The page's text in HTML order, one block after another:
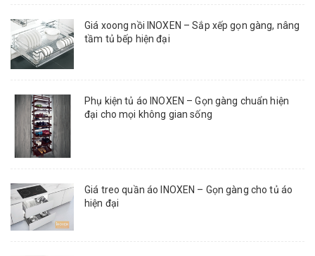
Giá xoong nồi INOXEN – Sắp xếp gọn gàng, nâng
tầm tủ bếp hiện đại
Phụ kiện tủ áo INOXEN – Gọn gàng chuẩn hiện
đại cho mọi không gian sống
Giá treo quần áo INOXEN – Gọn gàng cho tủ áo
hiện đại